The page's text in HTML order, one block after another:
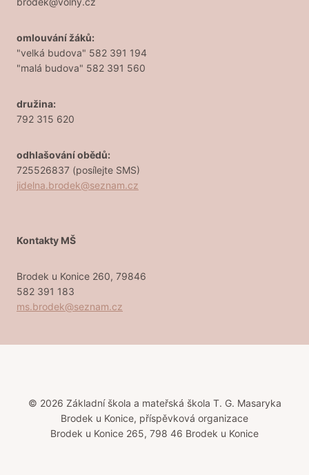
omlouvání žáků:
"velká budova" 582 391 194
"malá budova" 582 391 560
družina:
792 315 620
odhlašování obědů:
725526837 (posílejte SMS)
jidelna.brodek@seznam.cz
Kontakty MŠ
Brodek u Konice 260, 79846
582 391 183
ms.brodek@seznam.cz
© 2026 Základní škola a mateřská škola T. G. Masaryka
Brodek u Konice, příspěvková organizace
Brodek u Konice 265, 798 46 Brodek u Konice